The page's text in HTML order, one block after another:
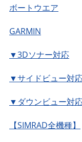
ボートウエア
GARMIN
▼3Dソナー対応
▼サイドビュー対
▼ダウンビュー対
【SIMRAD全機種】